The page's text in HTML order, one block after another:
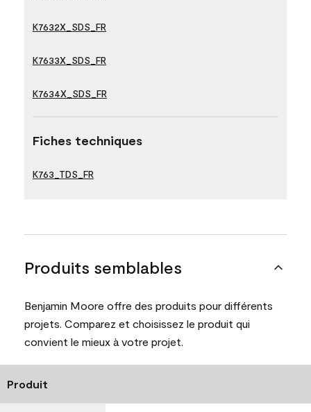
K7632X_SDS_FR
K7633X_SDS_FR
K7634X_SDS_FR
Fiches techniques
K763_TDS_FR
Produits semblables
Benjamin Moore offre des produits pour différents
projets. Comparez et choisissez le produit qui
convient le mieux à votre projet.
Produit